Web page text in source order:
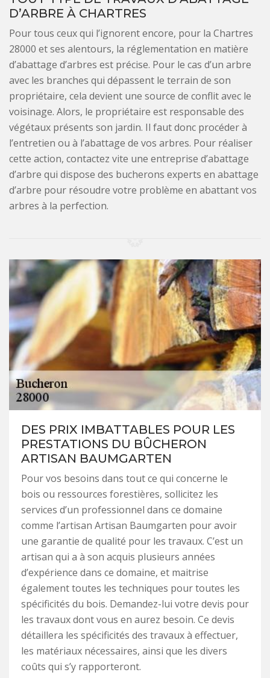
D’ARBRE À CHARTRES
Pour tous ceux qui l’ignorent encore, pour la Chartres
28000 et ses alentours, la réglementation en matière
d’abattage d’arbres est précise. Pour le cas d’un arbre
avec les branches qui dépassent le terrain de son
propriétaire, cela devient une source de conflit avec le
voisinage. Alors, le propriétaire est responsable des
végétaux présents son jardin. Il faut donc procéder à
l’entretien ou à l’abattage de vos arbres. Pour réaliser
cette action, contactez vite une entreprise d’abattage
d’arbre qui dispose des bucherons experts en abattage
d’arbre pour résoudre votre problème en abattant vos
arbres à la perfection.
DES PRIX IMBATTABLES POUR LES
PRESTATIONS DU BÛCHERON
ARTISAN BAUMGARTEN
Pour vos besoins dans tout ce qui concerne le
bois ou ressources forestières, sollicitez les
services d’un professionnel dans ce domaine
comme l’artisan Artisan Baumgarten pour avoir
une garantie de qualité pour les travaux. C’est un
artisan qui a à son acquis plusieurs années
d’expérience dans ce domaine, et maitrise
également toutes les techniques pour toutes les
spécificités du bois. Demandez-lui votre devis pour
les travaux dont vous en aurez besoin. Ce devis
détaillera les spécificités des travaux à effectuer,
les matériaux nécessaires, ainsi que les divers
coûts qui s’y rapporteront.